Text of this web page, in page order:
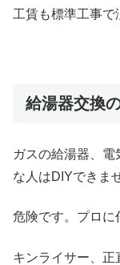
工賃も標準工事で
給湯器交換
ガスの給湯器、
な人はDIYできま
危険です。プロに
キンライサー、